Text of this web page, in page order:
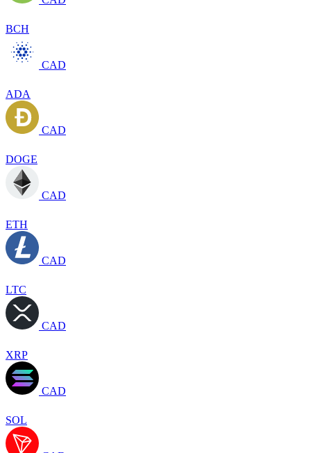
BCH
CAD
ADA
CAD
DOGE
CAD
ETH
CAD
LTC
CAD
XRP
CAD
SOL